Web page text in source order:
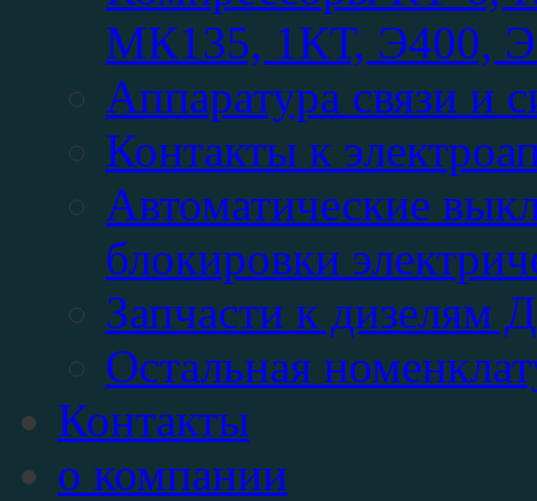
МК135, 1КТ, Э400,
Аппаратура связи и
Контакты к
Автоматические
блокировки
Запчасти к дизелям
Остальная
Контакты
о компании